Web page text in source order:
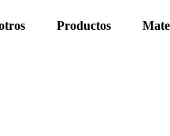
Productos